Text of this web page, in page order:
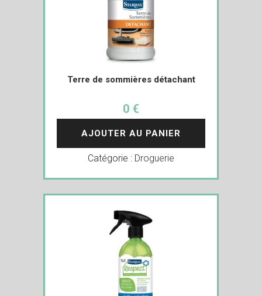
Terre de sommières détachant
0 €
AJOUTER AU PANIER
Catégorie : Droguerie